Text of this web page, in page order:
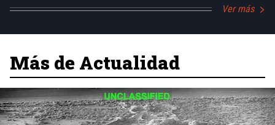
Ver más
Más de Actualidad